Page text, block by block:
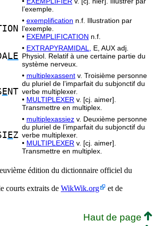
l’exemple.
• exemplification n.f. Illustration par
l’exemple.
• EXEMPLIFICATION n.f.
LE
• EXTRAPYRAMIDAL,
E, AUX adj.
Physiol. Relatif à une certaine partie du
système nerveux.
E NT
• multiplexassent v. Troisième personne
du pluriel de l’imparfait du subjonctif du
verbe multiplexer.
• MULTIPLEXER v. [cj. aimer].
Transmettre en multiplex.
EZ
• multiplexassiez v. Deuxième personne
du pluriel de l’imparfait du subjonctif du
verbe multiplexer.
• MULTIPLEXER v. [cj. aimer].
Transmettre en multiplex.
édition du dictionnaire officiel du
courts extraits de WikWik.org
et de
Haut de page